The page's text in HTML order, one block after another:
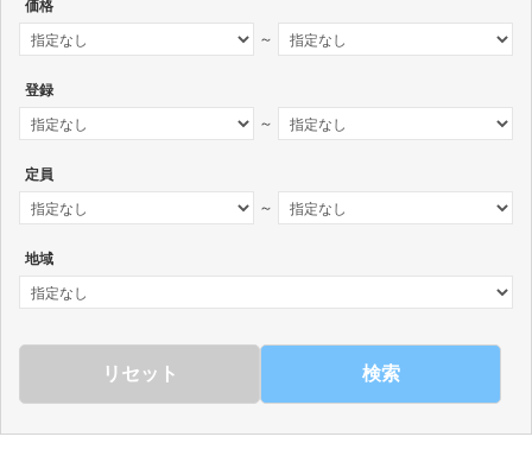
価格
～
登録
～
定員
～
地域
検索